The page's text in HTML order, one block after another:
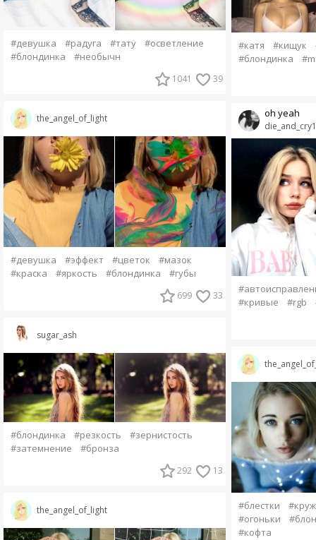
#девушка #радуга #тату
#осветление
#блондинка
#необычн
1041 39
the_angel_of_light
#девушка #эффект #цветок
#мазок
#краска
#яркость #блондинка #губы
699 33
sugar_ash
#блондинка #резкость
#зернистость
#затемнение
#бронза
292 13
the_angel_of_light
#катя #кищук
#блондинка
oh yeah
#кривые
#rgb
#блестки
#огоньки
#кофта